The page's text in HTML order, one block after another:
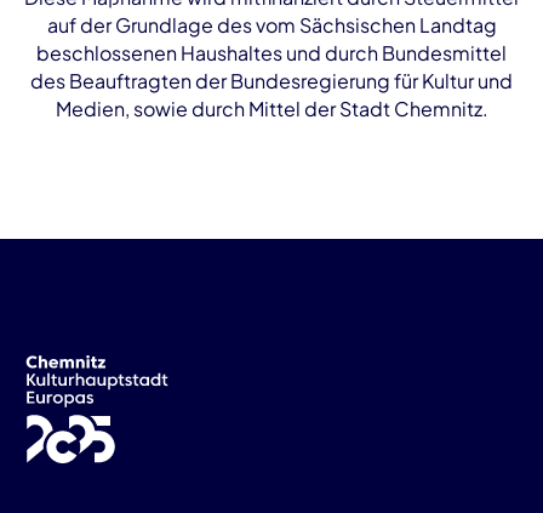
auf der Grundlage des vom Sächsischen Landtag
beschlossenen Haushaltes und durch Bundesmittel
des Beauftragten der Bundesregierung für Kultur und
Medien, sowie durch Mittel der Stadt Chemnitz.